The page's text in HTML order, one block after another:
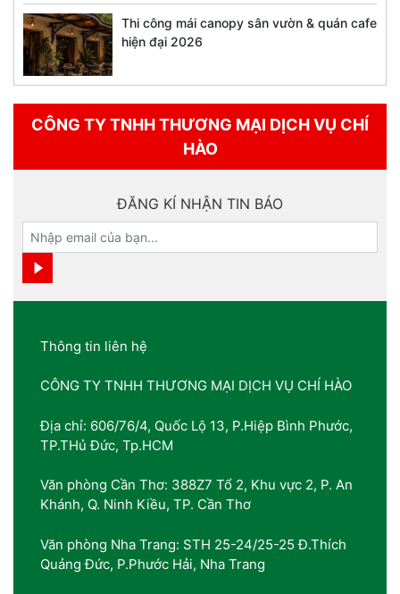
Thi công mái canopy sân vườn & quán cafe
hiện đại 2026
CÔNG TY TNHH THƯƠNG MẠI DỊCH VỤ CHÍ
HÀO
ĐĂNG KÍ NHẬN TIN BÁO
Thông tin liên hệ
CÔNG TY TNHH THƯƠNG MẠI DỊCH VỤ CHÍ HÀO
Địa chỉ: 606/76/4, Quốc Lộ 13, P.Hiệp Bình Phước,
TP.THủ Đức, Tp.HCM
Văn phòng Cần Thơ: 388Z7 Tổ 2, Khu vực 2, P. An
Khánh, Q. Ninh Kiều, TP. Cần Thơ
Văn phòng Nha Trang: STH 25-24/25-25 Đ.Thích
Quảng Đức, P.Phước Hải, Nha Trang